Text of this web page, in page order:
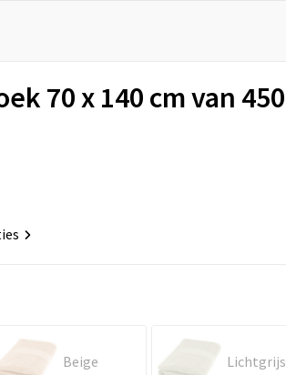
70 x 140 cm van 450
Beige Lichtgrijs